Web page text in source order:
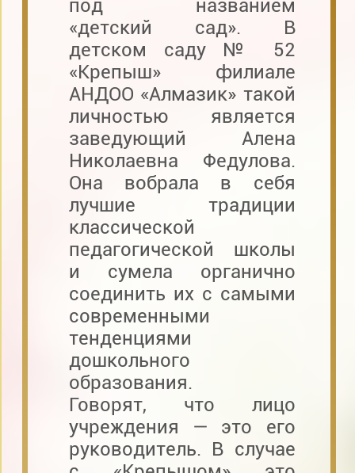
под названием
«детский сад». В
детском саду № 52
«Крепыш» филиале
АНДОО «Алмазик» такой
личностью является
заведующий Алена
Николаевна Федулова.
Она вобрала в себя
лучшие традиции
классической
педагогической школы
и сумела органично
соединить их с самыми
современными
тенденциями
дошкольного
образования.
Говорят, что лицо
учреждения — это его
руководитель. В случае